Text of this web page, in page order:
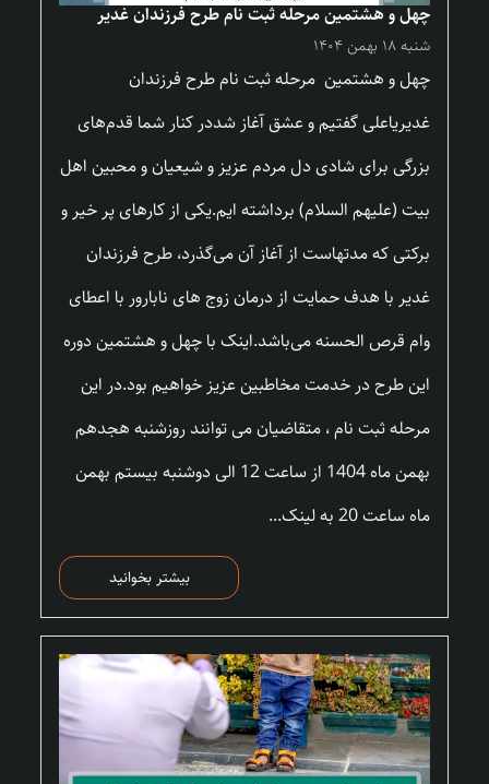
چهل و هشتمین مرحله ثبت نام طرح فرزندان غدیر
شنبه ۱۸ بهمن ۱۴۰۴
چهل و هشتمین مرحله ثبت نام طرح فرزندان
غدیریاعلی گفتیم و عشق آغاز شددر کنار شما قدم‌های
بزرگی برای شادی دل مردم عزیز و شیعیان و محبین اهل
بیت (علیهم السلام) برداشته ایم.یکی از کارهای پر خیر و
برکتی که مدتهاست از آغاز آن می‌گذرد، طرح فرزندان
غدیر با هدف حمایت از درمان زوج های نابارور با اعطای
وام قرص الحسنه می‌باشد.اینک با چهل و هشتمین دوره
این طرح در خدمت مخاطبین عزیز خواهیم بود.در این
مرحله ثبت نام ، متقاضیان می توانند روزشنبه هجدهم
بهمن ماه 1404 از ساعت 12 الی دوشنبه بیستم بهمن
ماه ساعت 20 به لینک...
بیشتر بخوانید